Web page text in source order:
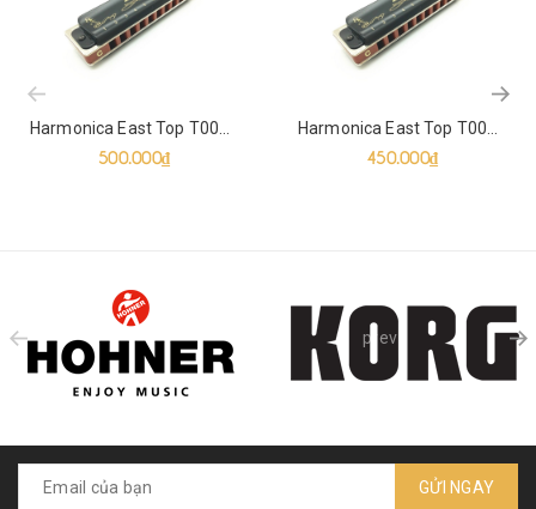
Harmonica East Top T008K (Tone C, D, E, F, G, A, B)
500.000₫
Harmonica East Top T008K
450.000₫
prev
GỬI NGAY